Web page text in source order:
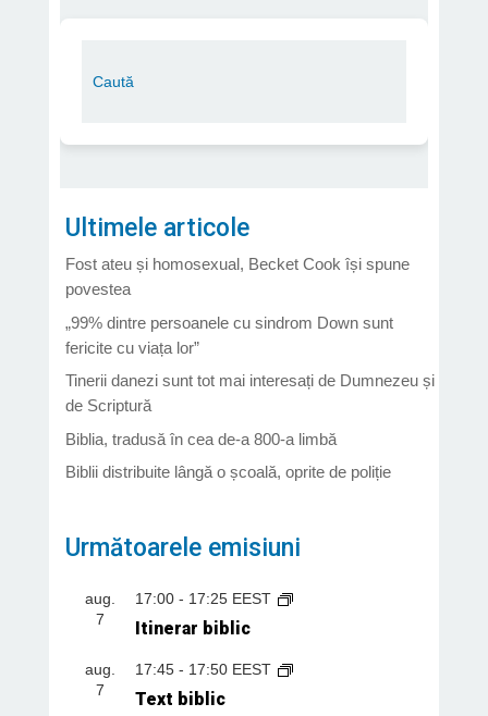
Ultimele articole
Fost ateu și homosexual, Becket Cook își spune
povestea
„99% dintre persoanele cu sindrom Down sunt
fericite cu viața lor”
Tinerii danezi sunt tot mai interesați de Dumnezeu și
de Scriptură
Biblia, tradusă în cea de-a 800-a limbă
Biblii distribuite lângă o școală, oprite de poliție
Următoarele emisiuni
aug.
7
17:00- 17:25 EEST
Itinerar biblic
aug.
7
17:45- 17:50 EEST
Text biblic